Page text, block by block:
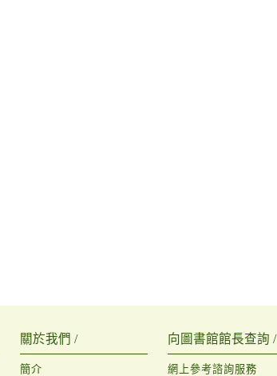
關於我們 /
簡介
向圖書館館長查詢 /
網上參考諮詢服務